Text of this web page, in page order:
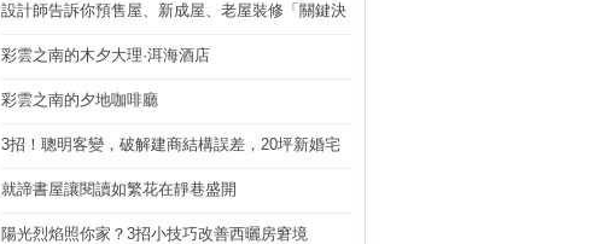
設計師告訴你預售屋、新成屋、老屋裝修「關鍵決
彩雲之南的木夕大理·洱海酒店
彩雲之南的夕地咖啡廳
3招！聰明客變，破解建商結構誤差，20坪新婚宅
就諦書屋讓閱讀如繁花在靜巷盛開
陽光烈焰照你家？3招小技巧改善西曬房窘境